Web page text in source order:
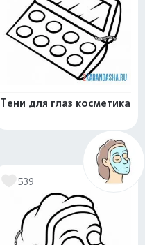
Тени для глаз косметика
539